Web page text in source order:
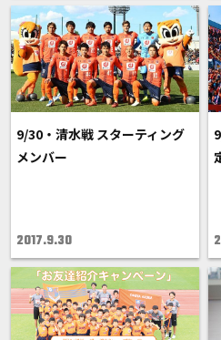
9/30・清水戦 スターティング
メンバー
2017.9.30